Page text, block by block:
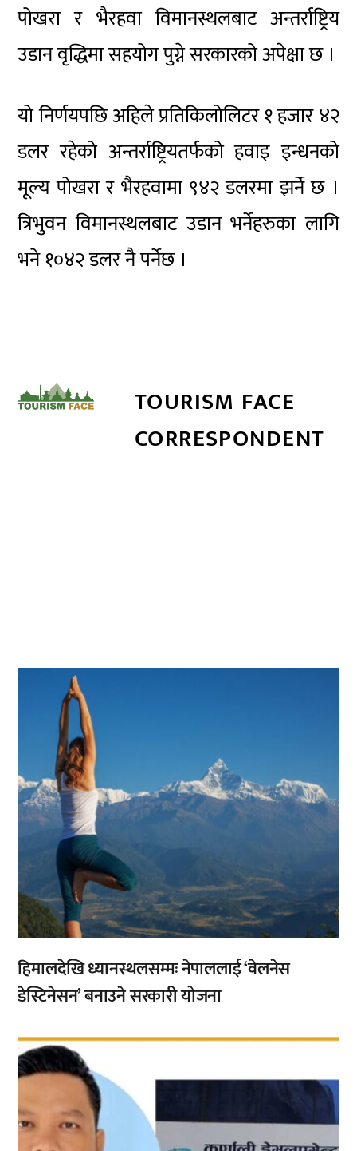
पोखरा र भैरहवा विमानस्थलबाट अन्तर्राष्ट्रिय
उडान वृद्धिमा सहयोग पुग्ने सरकारको अपेक्षा छ ।
यो निर्णयपछि अहिले प्रतिकिलोलिटर १ हजार ४२
डलर रहेको अन्तर्राष्ट्रियतर्फको हवाइ इन्धनको
मूल्य पोखरा र भैरहवामा ९४२ डलरमा झर्ने छ ।
त्रिभुवन विमानस्थलबाट उडान भर्नेहरुका लागि
भने १०४२ डलर नै पर्नेछ ।
TOURISM FACE
CORRESPONDENT
हिमालदेखि ध्यानस्थलसम्मः नेपाललाई ‘वेलनेस
डेस्टिनेसन’ बनाउने सरकारी योजना
,